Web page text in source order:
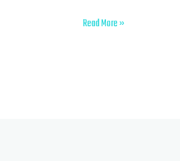
Read More »